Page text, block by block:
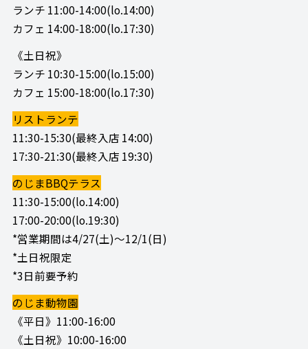
ランチ 11:00-14:00(lo.14:00)
カフェ 14:00-18:00(lo.17:30)
《土日祝》
ランチ 10:30-15:00(lo.15:00)
カフェ 15:00-18:00(lo.17:30)
リストランテ
11:30-15:30(最終入店 14:00)
17:30-21:30(最終入店 19:30)
のじまBBQテラス
11:30-15:00(lo.14:00)
17:00-20:00(lo.19:30)
*営業期間は4/27(土)～12/1(日)
*土日祝限定
*3日前要予約
のじま動物園
《平日》11:00-16:00
《土日祝》10:00-16:00